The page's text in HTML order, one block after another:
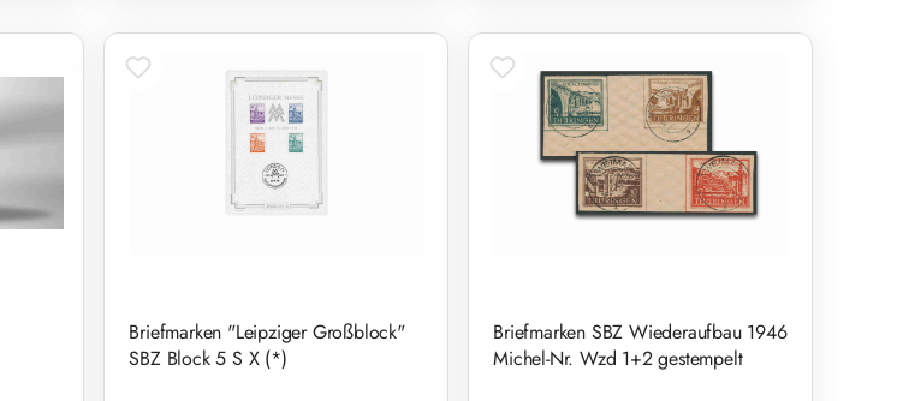
Briefmarken "Leipziger Großblock"
SBZ Block 5 S X (*)
Briefmarken SBZ Wiederaufbau 1946
Michel-Nr. Wzd 1+2 gestempelt